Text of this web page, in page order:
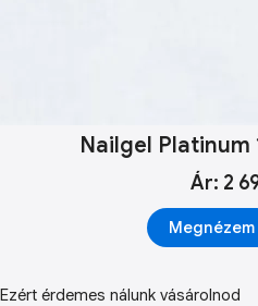
Nailgel Platinum
Ár: 2
Megnézem
Ezért érdemes nálunk vásárolnod